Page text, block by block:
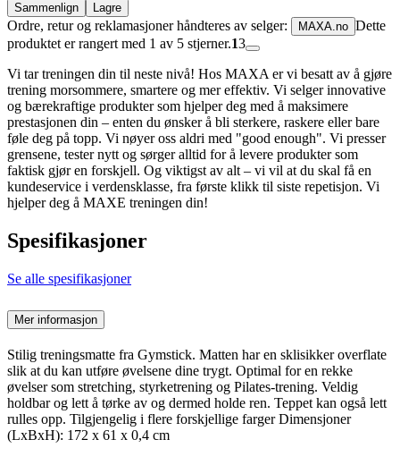
Sammenlign
Lagre
Ordre, retur og reklamasjoner håndteres av selger: MAXA.no Dette
produktet er rangert med 1 av 5 stjerner.13
Vi tar treningen din til neste nivå! Hos MAXA er vi besatt av å gjøre
trening morsommere, smartere og mer effektiv. Vi selger innovative
og bærekraftige produkter som hjelper deg med å maksimere
prestasjonen din – enten du ønsker å bli sterkere, raskere eller bare
føle deg på topp. Vi nøyer oss aldri med "good enough". Vi presser
grensene, tester nytt og sørger alltid for å levere produkter som
faktisk gjør en forskjell. Og viktigst av alt – vi vil at du skal få en
kundeservice i verdensklasse, fra første klikk til siste repetisjon. Vi
hjelper deg å MAXE treningen din!
Spesifikasjoner
Se alle spesifikasjoner
Mer informasjon
Stilig treningsmatte fra Gymstick. Matten har en sklisikker overflate
slik at du kan utføre øvelsene dine trygt. Optimal for en rekke
øvelser som stretching, styrketrening og Pilates-trening. Veldig
holdbar og lett å tørke av og dermed holde ren. Teppet kan også lett
rulles opp. Tilgjengelig i flere forskjellige farger Dimensjoner
(LxBxH): 172 x 61 x 0,4 cm